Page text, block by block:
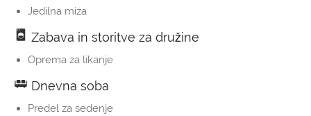
Jedilna miza
Zabava in storitve za družine
Oprema za likanje
Dnevna soba
Predel za sedenje